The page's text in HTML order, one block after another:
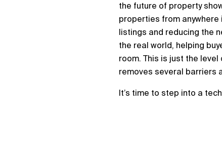
the future of property
properties from
listings and reducing the
the real world, helping
room. This is just the
removes several barriers
It’s time to step into a